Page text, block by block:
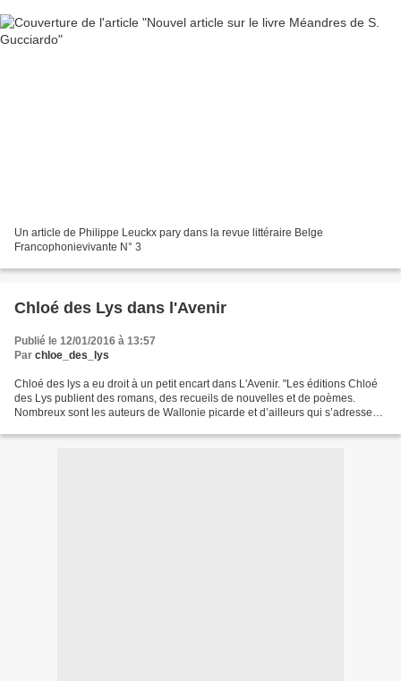
Un article de Philippe Leuckx pary dans la revue littéraire Belge
Francophonievivante N° 3
Chloé des Lys dans l'Avenir
Publié le 12/01/2016 à 13:57
Par chloe_des_lys
Chloé des lys a eu droit à un petit encart dans L'Avenir. "Les éditions Chloé
des Lys publient des romans, des recueils de nouvelles et de poèmes.
Nombreux sont les auteurs de Wallonie picarde et d’ailleurs qui s’adressent